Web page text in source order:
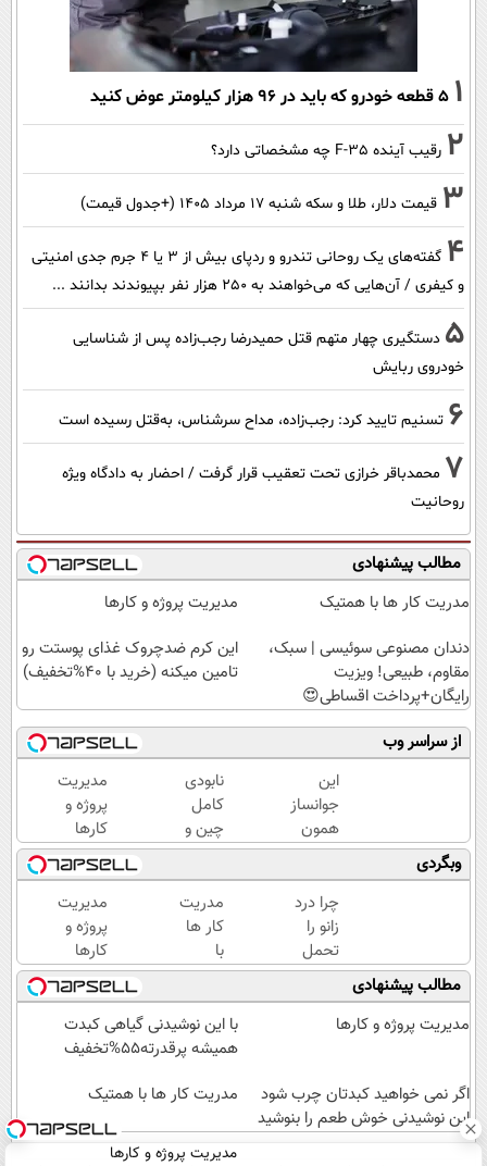
1 ۵ قطعه خودرو که باید در ۹۶ هزار کیلومتر عوض کنید
2 رقیب آینده F-35 چه مشخصاتی دارد؟
3 قیمت دلار، طلا و سکه شنبه ۱۷ مرداد ۱۴۰۵ (+جدول قیمت)
4
گفته‌های یک روحانی تندرو و ردپای بیش از ۳ یا ۴ جرم جدی امنیتی
و کیفری / آن‌هایی که می‌خواهند به ۲۵۰ هزار نفر بپیوندند بدانند ...
5 دستگیری چهار متهم قتل حمیدرضا رجب‌زاده پس از شناسایی
خودروی ربایش
6 تسنیم تایید کرد: رجب‌زاده، مداح سرشناس، به‌قتل رسیده است
7 محمدباقر خرازی تحت تعقیب قرار گرفت / احضار به دادگاه ویژه
روحانیت
مطالب پیشنهادی
مدریت کار ها با همتیک
مدیریت پروژه و کارها
دندان مصنوعی سوئیسی | سبک،
مقاوم، طبیعی! ویزیت
رایگان+پرداخت اقساطی😍
این کرم ضدچروک غذای پوستت رو
تامین میکنه (خرید با 40%تخفیف)
از سراسر وب
این
جوانساز
همون
جلسه‌ی
اول
پوستتو
جوونتر
می‌کنه
✨ 2
سال
ماندگاری
نابودی
کامل
چین و
چروک
با کرم
آلمانی۴۰٪تخفیف
مدیریت
پروژه و
کارها
وبگردی
چرا درد
زانو را
تحمل
می‌کنی؟
خیلی
ساده
کن
مدریت
کار ها
با
همتیک
مدیریت
پروژه و
کارها
مطالب پیشنهادی
مدیریت پروژه و کارها
با این نوشیدنی گیاهی کبدت
همیشه پرقدرته55%تخفیف
اگر نمی خواهید کبدتان چرب شود
این نوشیدنی خوش طعم را بنوشید
مدریت کار ها با همتیک
مدیریت پروژه و کارها